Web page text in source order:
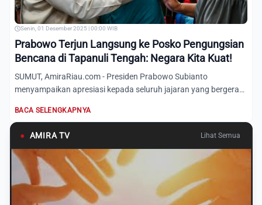
Senin, 01 Desember 2025 | 00:00 WIB
Prabowo Terjun Langsung ke Posko Pengungsian
Bencana di Tapanuli Tengah: Negara Kita Kuat!
SUMUT, AmiraRiau.com - Presiden Prabowo Subianto
menyampaikan apresiasi kepada seluruh jajaran yang bergerak
BACA SELENGKAPNYA
● AMIRA TV Lihat Semua